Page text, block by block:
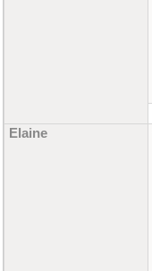
Elaine